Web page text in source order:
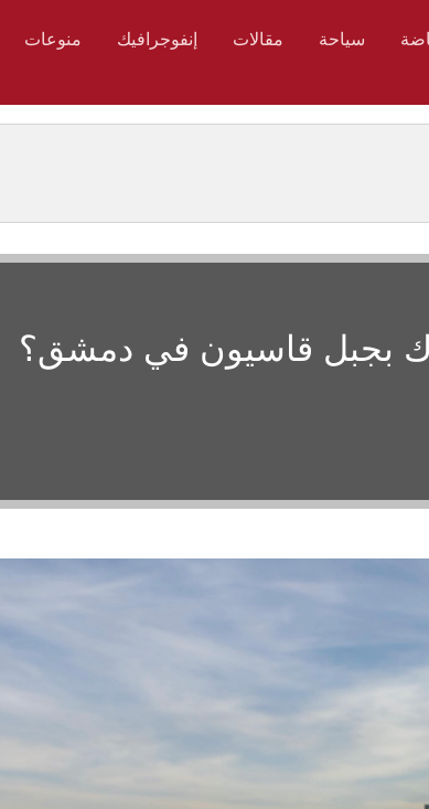
سياحة مقالات إنفوجرافيك منوعات
بجبل قاسيون في دمشق؟